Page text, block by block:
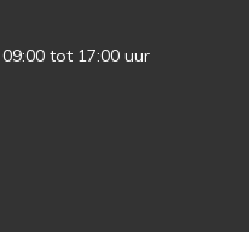
tot 17:00 uur